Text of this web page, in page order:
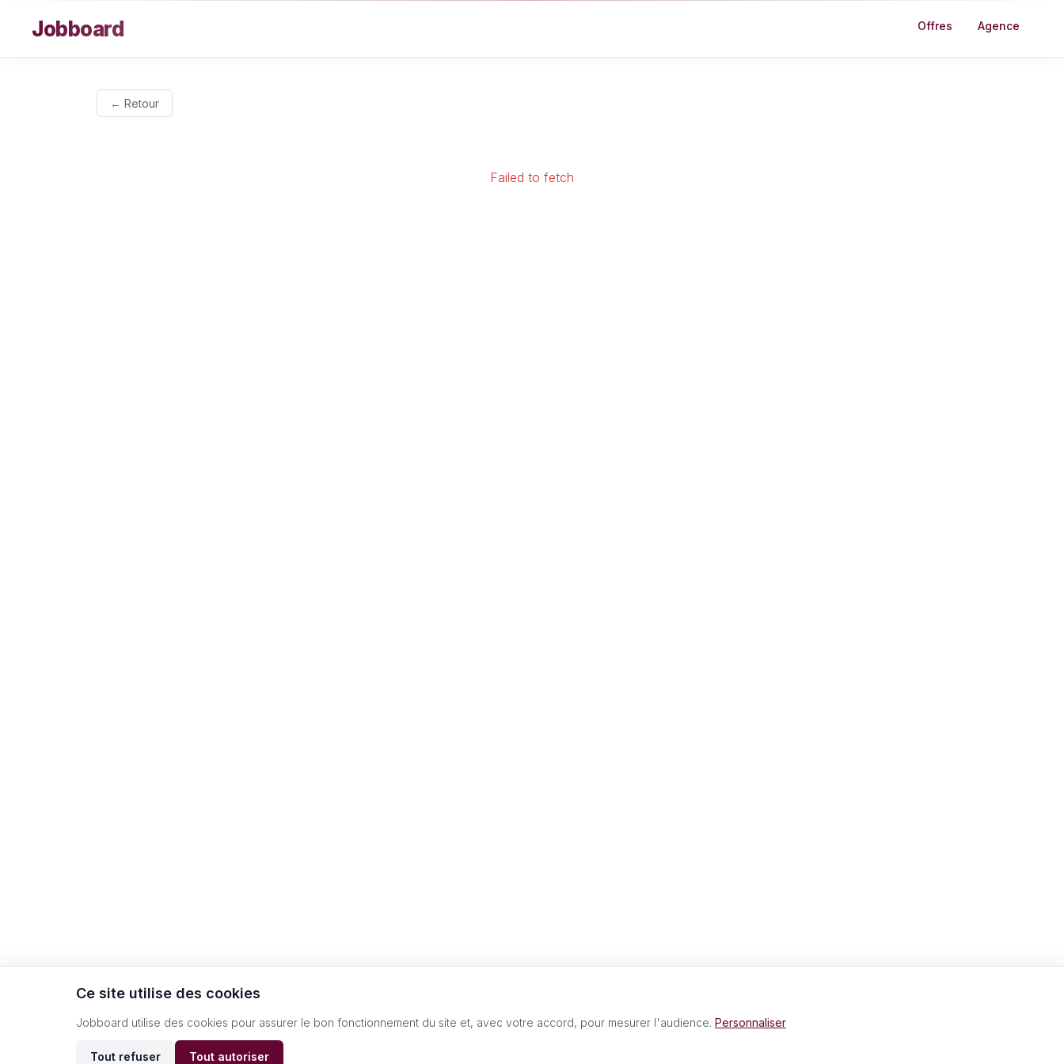
Jobboard Offres Agence
← Retour
Failed to fetch
Ce site utilise des cookies
Jobboard utilise des cookies pour assurer le bon fonctionnement du site et, avec votre accord, pour mesurer l'audience. Personnaliser
Tout refuser Tout autoriser